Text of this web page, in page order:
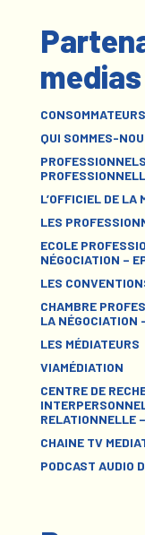
medias
QUI SOMMES-
L’OFFICIEL DE LA
LES
ECOLE
NÉGOCIATION –
LES
CHAMBRE
LA NÉGOCIATION
LES MÉDIATEURS
VIAMÉDIATION
CENTRE DE
RELATIONNELLE
CHAINE TV
PODCAST AUDIO